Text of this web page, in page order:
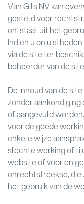
Van Gils NV kan
gesteld voor
ontstaat uit het
Indien u
via de site ter
beheerder van de
De inhoud van de
zonder
of aangevuld
voor de goede
enkele wijze
slechte werking of
website of voor
onrechtstreekse,
het gebruik van de